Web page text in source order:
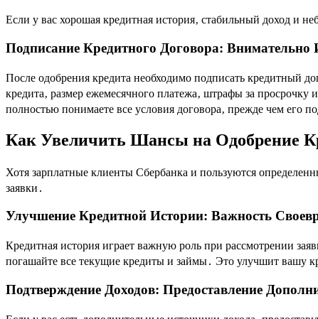
Если у вас хорошая кредитная история‚ стабильный доход и
Подписание Кредитного Договора: Внимательно
После одобрения кредита необходимо подписать кредитный
кредита‚ размер ежемесячного платежа‚ штрафы за
полностью понимаете все условия договора‚ прежде чем его
Как Увеличить Шансы на Одобрение
Хотя зарплатные клиенты Сбербанка и пользуются
заявки․
Улучшение Кредитной Истории: Важность
Кредитная история играет важную роль при рассмотрении
погашайте все текущие кредиты и займы․ Это улучшит вашу
Подтверждение Доходов: Предоставление